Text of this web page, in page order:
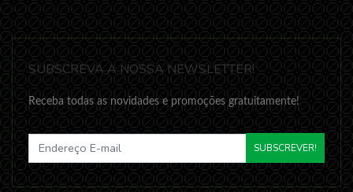
SUBSCREVA A NOSSA NEWSLETTER!
Receba todas as novidades e promoções gratuitamente!
SUBSCREVER!